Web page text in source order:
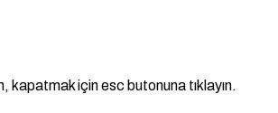
kapatmak için esc butonuna tıklayın.